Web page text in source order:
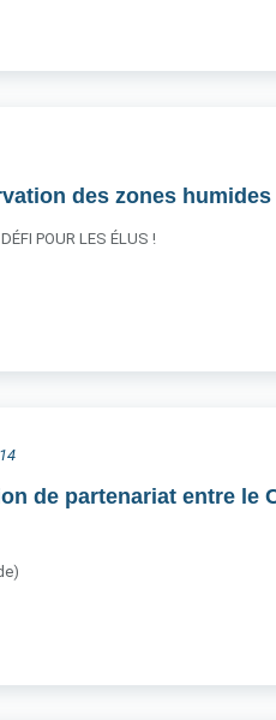
des zones
POUR LES ÉLUS !
de partenariat entre